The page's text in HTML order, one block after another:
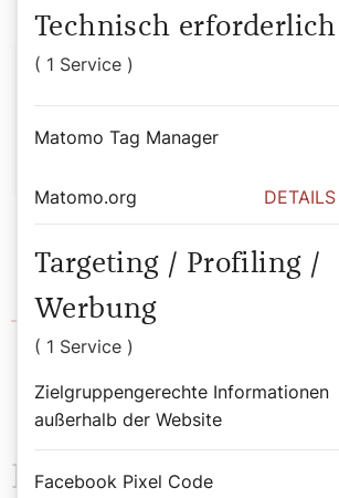
Autor:
Katholische Frauenbewegung
Das könnte Sie
Technisch erforderlich
( 1 Service )
Matomo Tag Manager
Matomo.org
Targeting / Profiling /
Werbung
( 1 Service )
Zielgruppengerechte Informationen
außerhalb der Website
Facebook Pixel Code